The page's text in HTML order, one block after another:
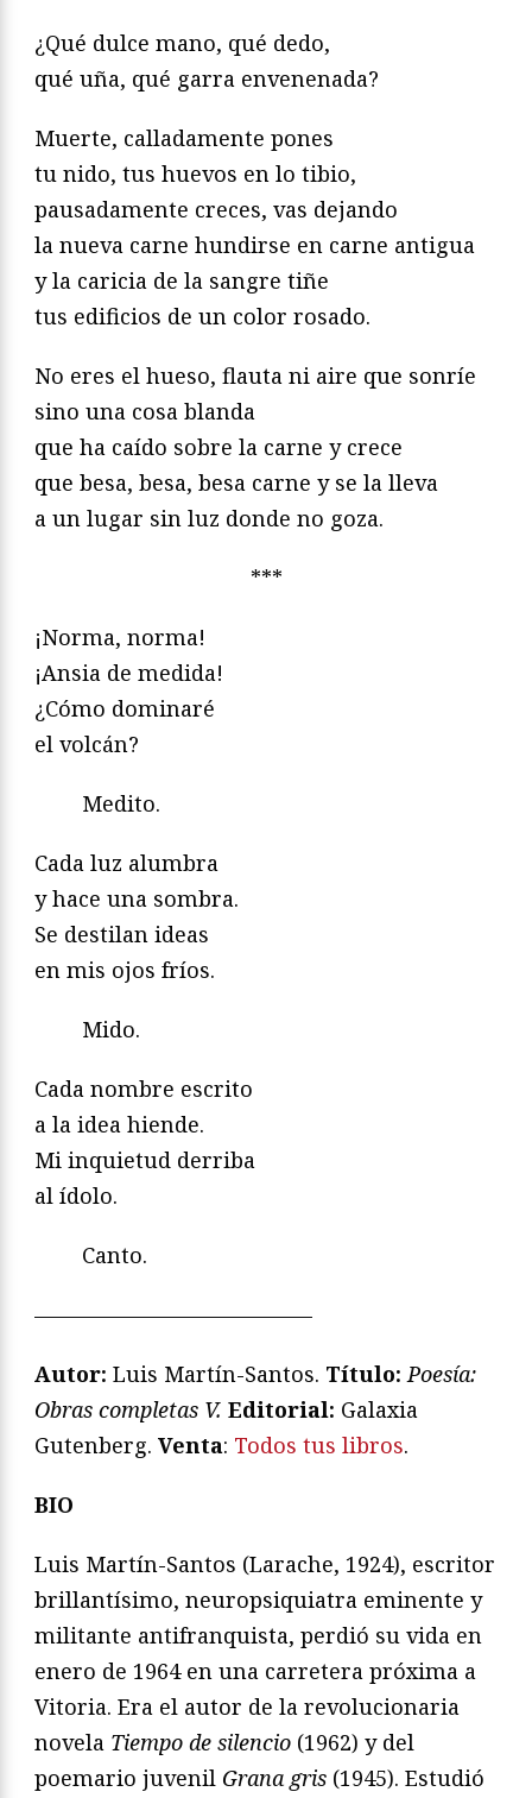
¿Qué dulce mano, qué dedo,
qué uña, qué garra envenenada?
Muerte, calladamente pones
tu nido, tus huevos en lo tibio,
pausadamente creces, vas dejando
la nueva carne hundirse en carne antigua
y la caricia de la sangre tiñe
tus edificios de un color rosado.
No eres el hueso, flauta ni aire que sonríe
sino una cosa blanda
que ha caído sobre la carne y crece
que besa, besa, besa carne y se la lleva
a un lugar sin luz donde no goza.
***
¡Norma, norma!
¡Ansia de medida!
¿Cómo dominaré
el volcán?
Medito.
Cada luz alumbra
y hace una sombra.
Se destilan ideas
en mis ojos fríos.
Mido.
Cada nombre escrito
a la idea hiende.
Mi inquietud derriba
al ídolo.
Canto.
—————————————
Autor: Luis Martín-Santos. Título:Poesía:
Obras completas V. Editorial: Galaxia
Gutenberg. Venta: Todos tus libros.
BIO
Luis Martín-Santos (Larache, 1924), escritor
brillantísimo, neuropsiquiatra eminente y
militante antifranquista, perdió su vida en
enero de 1964 en una carretera próxima a
Vitoria. Era el autor de la revolucionaria
novela Tiempo de silencio (1962) y del
poemario juvenil Grana gris (1945). Estudió